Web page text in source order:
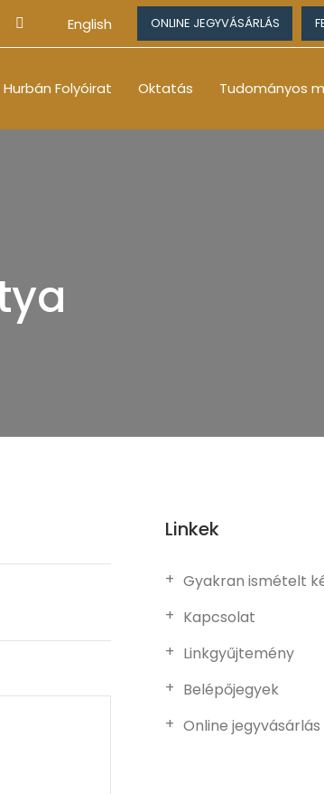
English ONLINE JEGYVÁSÁRLÁS
Hurbán Folyóirat Oktatás Tudományos
Linkek
Gyakran ismételt
Kapcsolat
Linkgyűjtemény
Belépőjegyek
Online jegyvásárlás